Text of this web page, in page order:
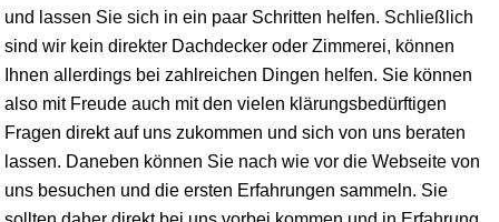
und lassen Sie sich in ein paar Schritten helfen. Schließlich
sind wir kein direkter Dachdecker oder Zimmerei, können
Ihnen allerdings bei zahlreichen Dingen helfen. Sie können
also mit Freude auch mit den vielen klärungsbedürftigen
Fragen direkt auf uns zukommen und sich von uns beraten
lassen. Daneben können Sie nach wie vor die Webseite von
uns besuchen und die ersten Erfahrungen sammeln. Sie